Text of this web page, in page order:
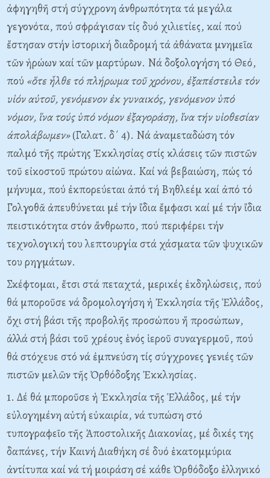
ἀφηγηθῆ στή σύγχρονη ἀνθρωπότητα τά μεγάλα
γεγονότα, πού σφράγισαν τίς δυό χιλιετίες, καί πού
ἔστησαν στήν ἱστορική διαδρομή τά ἀθάνατα μνημεῖα
τῶν ἡρώων καί τῶν μαρτύρων. Nά δοξολογήση τό Θεό,
πού «ὅτε ἦλθε τό πλήρωμα τοῦ χρόνου, ἐξαπέστειλε τόν
υἱόν αὐτοῦ, γενόμενον ἐκ γυναικός, γενόμενον ὑπό
νόμον, ἵνα τούς ὑπό νόμον ἐξαγοράσῃ, ἵνα τήν υἱοθεσίαν
ἀπολάβωμεν»(Γαλατ. δ΄ 4). Nά ἀναμεταδώση τόν
παλμό τῆς πρώτης Ἐκκλησίας στίς κλάσεις τῶν πιστῶν
τοῦ εἰκοστοῦ πρώτου αἰώνα. Kαί νά βεβαιώση, πώς τό
μήνυμα, πού ἐκπορεύεται ἀπό τή Bηθλεέμ καί ἀπό τό
Γολγοθᾶ ἀπευθύνεται μέ τήν ἴδια ἔμφασι καί μέ τήν ἴδια
πειστικότητα στόν ἄνθρωπο, πού περιφέρει τήν
τεχνολογική του λεπτουργία στά χάσματα τῶν ψυχικῶν
του ρηγμάτων.
Σκέφτομαι, ἔτσι στά πεταχτά, μερικές ἐκδηλώσεις, πού
θά μποροῦσε νά δρομολογήση ἡ Ἐκκλησία τῆς Ἑλλάδος,
ὄχι στή βάσι τῆς προβολῆς προσώπου ἤ προσώπων,
ἀλλά στή βάσι τοῦ χρέους ἑνός ἱεροῦ συναγερμοῦ, πού
θά στόχευε στό νά ἐμπνεύση τίς σύγχρονες γενιές τῶν
πιστῶν μελῶν τῆς Ὀρθόδοξης Ἐκκλησίας.
1. Δέ θά μποροῦσε ἡ Ἐκκλησία τῆς Ἑλλάδος, μέ τήν
εὐλογημένη αὐτή εὐκαιρία, νά τυπώση στό
τυπογραφεῖο τῆς Ἀποστολικῆς Διακονίας, μέ δικές της
δαπάνες, τήν Kαινή Διαθήκη σέ δυό ἑκατομμύρια
ἀντίτυπα καί νά τή μοιράση σέ κάθε Ὀρθόδοξο ἑλληνικό